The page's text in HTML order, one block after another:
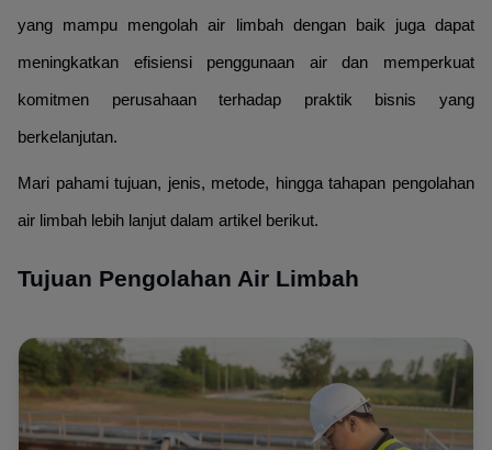
yang mampu mengolah air limbah dengan baik juga dapat
meningkatkan efisiensi penggunaan air dan memperkuat
komitmen perusahaan terhadap praktik bisnis yang
berkelanjutan.
Mari pahami tujuan, jenis, metode, hingga tahapan pengolahan
air limbah lebih lanjut dalam artikel berikut.
Tujuan Pengolahan Air Limbah